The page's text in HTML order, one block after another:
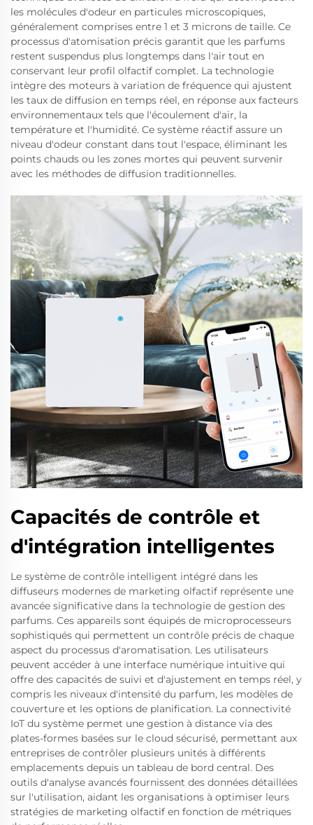
les molécules d'odeur en particules microscopiques,
généralement comprises entre 1 et 3 microns de taille. Ce
processus d'atomisation précis garantit que les parfums
restent suspendus plus longtemps dans l'air tout en
conservant leur profil olfactif complet. La technologie
intègre des moteurs à variation de fréquence qui ajustent
les taux de diffusion en temps réel, en réponse aux facteurs
environnementaux tels que l'écoulement d'air, la
température et l'humidité. Ce système réactif assure un
niveau d'odeur constant dans tout l'espace, éliminant les
points chauds ou les zones mortes qui peuvent survenir
avec les méthodes de diffusion traditionnelles.
Capacités de contrôle et
d'intégration intelligentes
Le système de contrôle intelligent intégré dans les
diffuseurs modernes de marketing olfactif représente une
avancée significative dans la technologie de gestion des
parfums. Ces appareils sont équipés de microprocesseurs
sophistiqués qui permettent un contrôle précis de chaque
aspect du processus d'aromatisation. Les utilisateurs
peuvent accéder à une interface numérique intuitive qui
offre des capacités de suivi et d'ajustement en temps réel, y
compris les niveaux d'intensité du parfum, les modèles de
couverture et les options de planification. La connectivité
IoT du système permet une gestion à distance via des
plates-formes basées sur le cloud sécurisé, permettant aux
entreprises de contrôler plusieurs unités à différents
emplacements depuis un tableau de bord central. Des
outils d'analyse avancés fournissent des données détaillées
sur l'utilisation, aidant les organisations à optimiser leurs
stratégies de marketing olfactif en fonction de métriques